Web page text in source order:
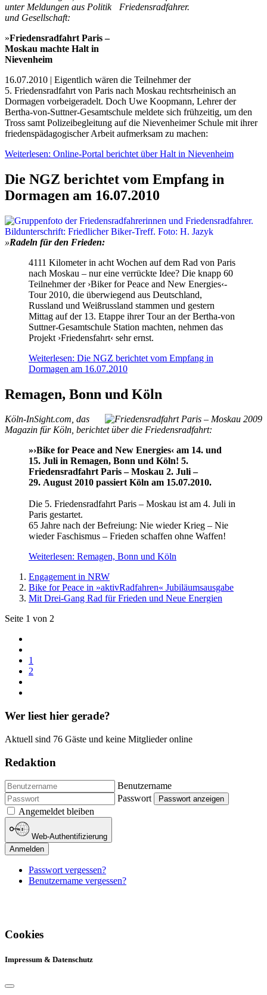
unter Meldungen aus Politik
und Gesellschaft:
»Friedensradfahrt Paris –
Moskau machte Halt in
Nievenheim
16.07.2010 | Eigentlich wären die Teilnehmer der
5. Friedensradfahrt von Paris nach Moskau rechtsrheinisch an
Dormagen vorbeigeradelt. Doch Uwe Koopmann, Lehrer der
Bertha-von-Suttner-Gesamtschule meldete sich frühzeitig, um den
Tross samt Polizeibegleitung auf die Nievenheimer Schule mit ihrer
friedenspädagogischer Arbeit aufmerksam zu machen:
Weiterlesen: Online-Portal berichtet über Halt in Nievenheim
Die NGZ berichtet vom Empfang in
Dormagen am 16.07.2010
»Radeln für den Frieden:
4111 Kilometer in acht Wochen auf dem Rad von Paris
nach Moskau – nur eine verrückte Idee? Die knapp 60
Teilnehmer der ›Biker for Peace and New Energies‹-
Tour 2010, die überwiegend aus Deutschland,
Russland und Weißrussland stammen und gestern
Mittag auf der 13. Etappe ihrer Tour an der Bertha-von
Suttner-Gesamtschule Station machten, nehmen das
Projekt ›Friedensfahrt‹ sehr ernst.
Weiterlesen: Die NGZ berichtet vom Empfang in
Dormagen am 16.07.2010
Remagen, Bonn und Köln
Köln-InSight.com, das
Magazin für Köln, berichtet über die Friedensradfahrt:
»›Bike for Peace and New Energies‹ am 14. und
15. Juli in Remagen, Bonn und Köln! 5.
Friedensradfahrt Paris – Moskau 2. Juli –
29. August 2010 passiert Köln am 15.07.2010.
Die 5. Friedensradfahrt Paris – Moskau ist am 4. Juli in
Paris gestartet.
65 Jahre nach der Befreiung: Nie wieder Krieg – Nie
wieder Faschismus – Frieden schaffen ohne Waffen!
Weiterlesen: Remagen, Bonn und Köln
Engagement in NRW
Bike for Peace in »aktivRadfahren« Jubiläumsausgabe
Mit Drei-Gang Rad für Frieden und Neue Energien
Seite 1 von 2
1
2
Wer liest hier gerade?
Aktuell sind 76 Gäste und keine Mitglieder online
Redaktion
Benutzername
Passwort
Passwort anzeigen
Angemeldet bleiben
Web-Authentifizierung
Anmelden
Passwort vergessen?
Benutzername vergessen?
Cookies
Impressum & Datenschutz